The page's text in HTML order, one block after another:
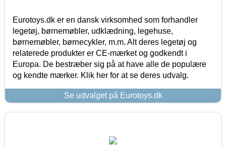
Eurotoys.dk er en dansk virksomhed som forhandler
legetøj, børnemøbler, udklædning, legehuse,
børnemøbler, børnecykler, m.m. Alt deres legetøj og
relaterede produkter er CE-mærket og godkendt i
Europa. De bestræber sig på at have alle de populære
og kendte mærker. Klik her for at se deres udvalg.
Se udvalget på Eurotoys.dk